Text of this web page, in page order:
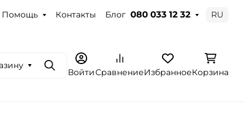
Помощь Контакты Блог 080 033 12 32 RU
ПоискВойтиСравнениеИзбранноеКорзина